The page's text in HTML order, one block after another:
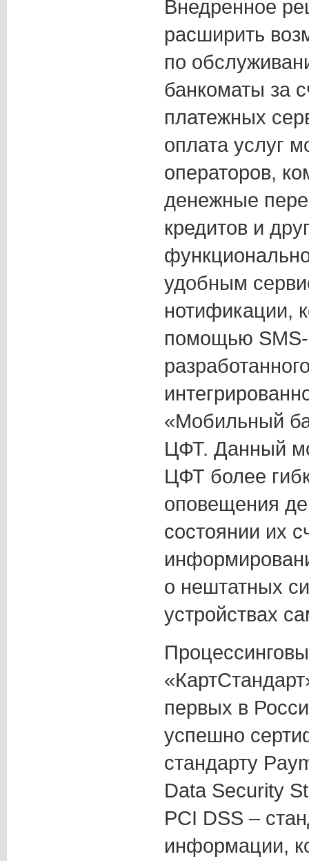
Внедренное
расширить
по
банкоматы за
платежных
оплата услуг
операторов,
денежные
кредитов и
удобным
нотификации,
помощью
«Мобильный
ЦФТ. Данный
ЦФТ более
оповещения
состоянии их
о нештатных
устройствах
первых в
успешно
стандарту
Data Security
PCI DSS –
информации,